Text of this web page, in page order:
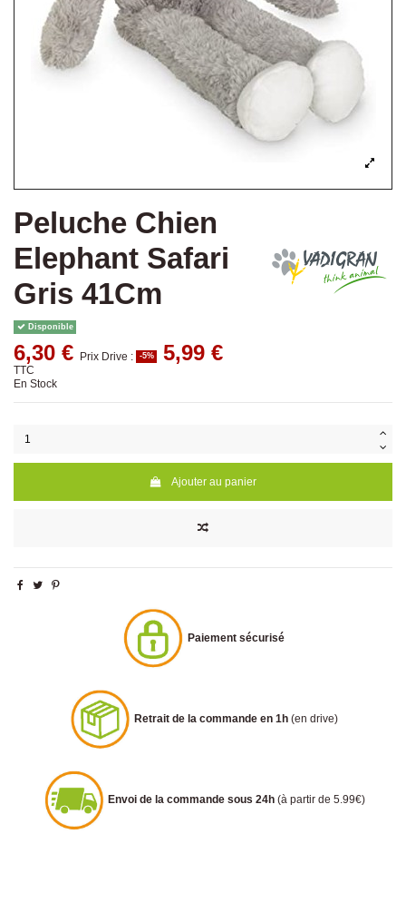
Peluche Chien
Elephant Safari
Gris 41Cm
Disponible
6,30 € Prix Drive : -5% 5,99 €
TTC
En Stock
Ajouter au panier
Paiement sécurisé
Retrait de la commande en 1h (en drive)
Envoi de la commande sous 24h (à partir de 5.99€)